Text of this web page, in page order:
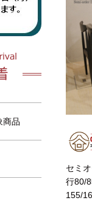
品
セミ
行80/
155/
商品